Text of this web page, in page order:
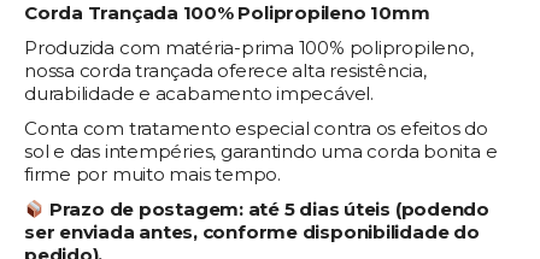
Corda Trançada 100% Polipropileno 10mm
Produzida com matéria-prima 100% polipropileno,
nossa corda trançada oferece alta resistência,
durabilidade e acabamento impecável.
Conta com tratamento especial contra os efeitos do
sol e das intempéries, garantindo uma corda bonita e
firme por muito mais tempo.
Prazo de postagem: até 5 dias úteis (podendo
ser enviada antes, conforme disponibilidade do